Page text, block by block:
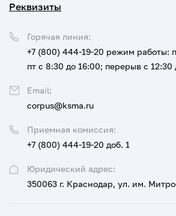
Реквизиты
Юридический адрес:
350063 г. Краснодар, ул. им.
Приемная комиссия:
+7 (800) 444-19-20 доб. 1
Горячая линия:
+7 (800) 444-19-20 режим работы:
пт с 8:30 до 16:00; перерыв с 12:30
Email:
corpus@ksma.ru